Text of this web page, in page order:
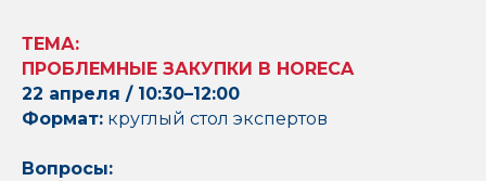
ТЕМА:
ПРОБЛЕМНЫЕ ЗАКУПКИ В HORECA
22 апреля / 10:30–12:00
Формат: круглый стол экспертов
Вопросы: